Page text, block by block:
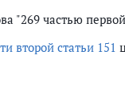
"269 частью
второй статьи 151